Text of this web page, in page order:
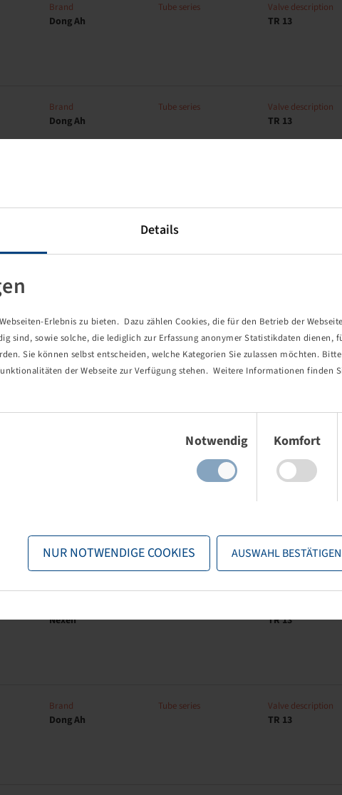
Details
Erlebnis zu bieten. Dazu zählen Cookies, die für den Betrieb der
sind, sowie solche, die lediglich zur Erfassung anonymer Statistikdaten dienen,
Sie können selbst entscheiden, welche Kategorien Sie zulassen möchten.
der Webseite zur Verfügung stehen. Weitere Informationen finden
Notwendig
Komfort
NUR NOTWENDIGE COOKIES AUSWAHL BESTÄTIGEN
Brand
Dong Ah
Tube series Valve description
TR 13
Brand
Dong Ah
Tube series Valve description
TR 13
Brand Tube series Valve description
Nexen TR 13
Nexen TR 13
Brand
Dong Ah
Tube series Valve description
TR 13